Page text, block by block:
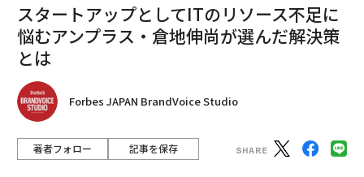
スタートアップとしてITのリソース不足に
悩むアンプラス・倉地伸尚が選んだ解決策
とは
Forbes JAPAN BrandVoice Studio
著者フォロー 記事を保存